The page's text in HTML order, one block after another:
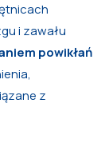
i zawału
powikłań
z